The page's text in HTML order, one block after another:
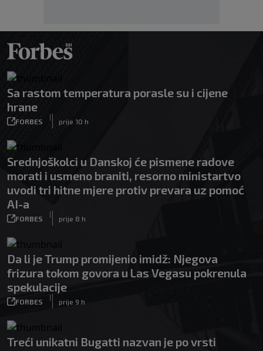
Sa rastom temperatura porasle su i cijene
hrane
FORBES
|
prije 10 h
Srednjoškolci u Danskoj će pismene radove
morati i usmeno braniti, resorno ministartvo
uvodi tri hitne mjere protiv prevara uz pomoć
AI-a
FORBES
|
prije 8 h
Da li je Trump promijenio imidž: Njegova
frizura tokom govora u Las Vegasu pokrenula
spekulacije
FORBES
|
prije 9 h
Treći unikatni Bugatti nazvan je po vrsti